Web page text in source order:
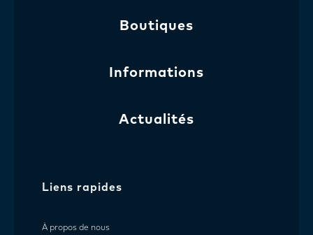
Boutiques
Informations
Actualités
Liens rapides
À propos de nous